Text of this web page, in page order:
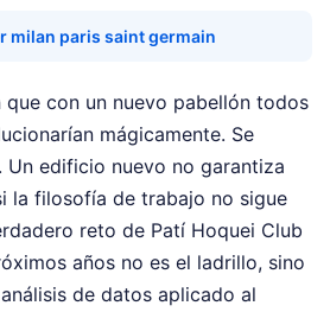
milan paris saint germain
que con un nuevo pabellón todos
mágicamente. Se
Un edificio nuevo no garantiza
la filosofía de trabajo no sigue
reto de Patí Hoquei Club
años no es el ladrillo, sino
de datos aplicado al